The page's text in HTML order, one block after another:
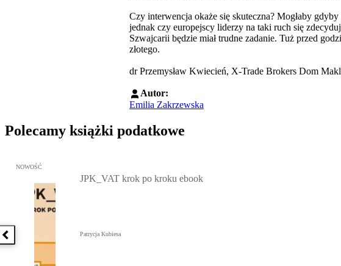
Czy interwencja okaże się skuteczna? Mogłaby
jednak czy europejscy liderzy na taki ruch się
Szwajcarii będzie miał trudne zadanie. Tuż przed
złotego.
dr Przemysław Kwiecień, X-Trade Brokers Dom
Autor:
Emilia Zakrzewska
Polecamy książki podatkowe
Poprzednia książka
Przejdź do: JPK_VAT krok po kroku ebook, Patrycja Kubiesa - otwiera się w nowym
NOWOŚĆ
JPK_VAT krok po kroku ebook
Patrycja Kubiesa